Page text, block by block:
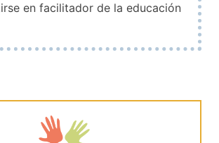
en facilitador de la educación